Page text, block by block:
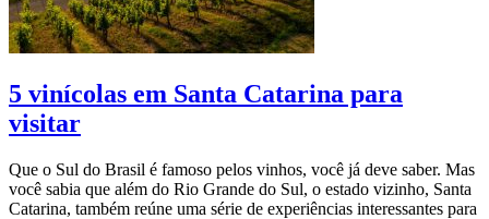
5 vinícolas em Santa Catarina para
visitar
Que o Sul do Brasil é famoso pelos vinhos, você já deve saber. Mas
você sabia que além do Rio Grande do Sul, o estado vizinho, Santa
Catarina, também reúne uma série de experiências interessantes para